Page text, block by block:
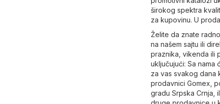
širokog spektra
za kupovinu. U
Želite da znate
na našem sajtu ili
praznika, vikenda ili
uključujući: Sa nama
za vas svakog dana
prodavnici Gomex,
gradu Srpska Crnja,